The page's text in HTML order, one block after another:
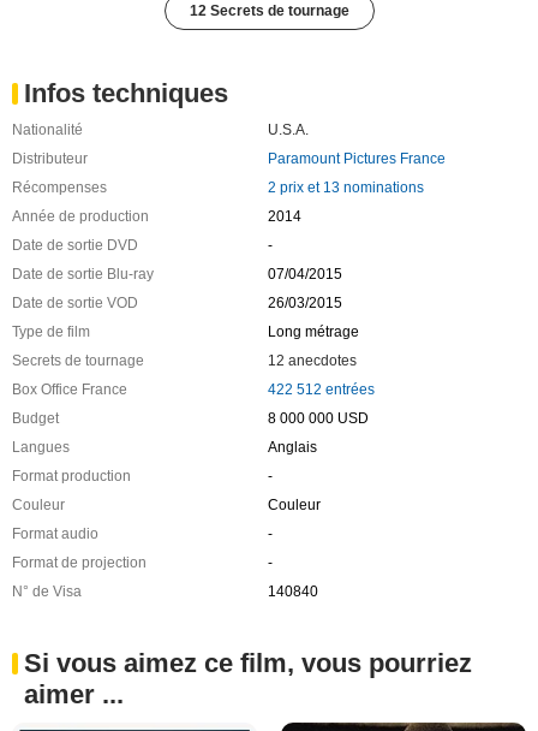
12 Secrets de tournage
Infos techniques
Nationalité
U.S.A.
Distributeur
Paramount Pictures France
Récompenses
2 prix et 13 nominations
Année de production
2014
Date de sortie DVD
-
Date de sortie Blu-ray
07/04/2015
Date de sortie VOD
26/03/2015
Type de film
Long métrage
Secrets de tournage
12 anecdotes
Box Office France
422 512 entrées
Budget
8 000 000 USD
Langues
Anglais
Format production
-
Couleur
Couleur
Format audio
-
Format de projection
-
N° de Visa
140840
Si vous aimez ce film, vous pourriez
aimer ...